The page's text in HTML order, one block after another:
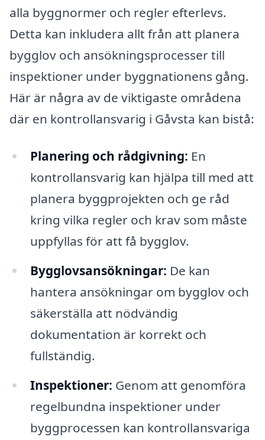
alla byggnormer och regler efterlevs.
Detta kan inkludera allt från att planera
bygglov och ansökningsprocesser till
inspektioner under byggnationens gång.
Här är några av de viktigaste områdena
där en kontrollansvarig i Gåvsta kan bistå:
Planering och rådgivning: En
kontrollansvarig kan hjälpa till med att
planera byggprojekten och ge råd
kring vilka regler och krav som måste
uppfyllas för att få bygglov.
Bygglovsansökningar: De kan
hantera ansökningar om bygglov och
säkerställa att nödvändig
dokumentation är korrekt och
fullständig.
Inspektioner: Genom att genomföra
regelbundna inspektioner under
byggprocessen kan kontrollansvariga